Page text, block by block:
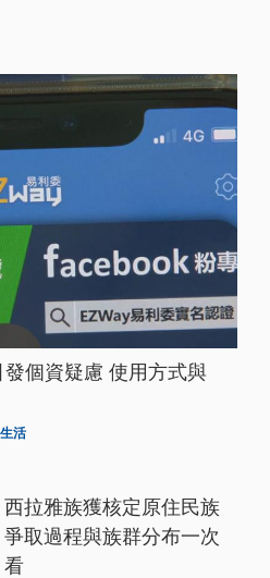
個資疑慮 使用方式與
生活
西拉雅族獲核定原住民族
爭取過程與族群分布一次
看